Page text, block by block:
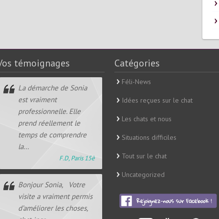
témoignages
La démarche de Sonia
est vraiment
professionnelle. Elle
prend réellement le
temps de comprendre
la...
F.D, Paris 15è
Bonjour Sonia, Votre
visite a vraiment permis
d’améliorer les choses,
Catégories
Féli-News
Idées reçues sur le chat
Les chats et nous
Situations difficiles
Tout sur le chat
Uncategorized